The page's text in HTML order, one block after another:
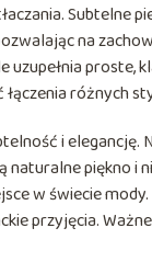
Subtelne
na
proste,
różnych
i elegancję.
piękno i
w świecie
przyjęcia.